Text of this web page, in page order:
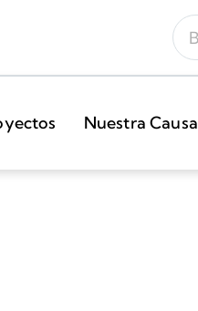
Nuestra Causa